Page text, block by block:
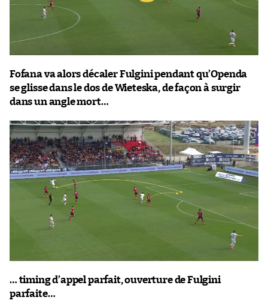
Fofana va alors décaler Fulgini pendant qu’Openda
se glisse dans le dos de Wieteska, de façon à surgir
dans un angle mort…
… timing d’appel parfait, ouverture de Fulgini
parfaite…